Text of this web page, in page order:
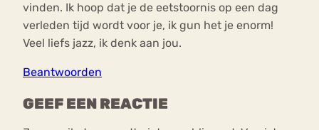
vinden. Ik hoop dat je de eetstoornis op een dag
verleden tijd wordt voor je, ik gun het je enorm!
Veel liefs jazz, ik denk aan jou.
Beantwoorden
GEEF EEN REACTIE